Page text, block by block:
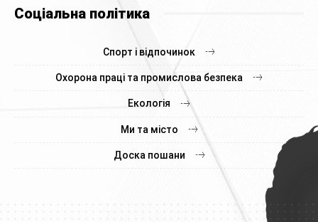
Соціальна політика
Спорт і відпочинок
Охорона праці та промислова безпека
Екологія
Ми та місто
Доска пошани